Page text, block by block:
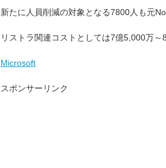
新たに人員削減の対象となる7800人も元
リストラ関連コストとしては7億5,000万
Microsoft
スポンサーリンク